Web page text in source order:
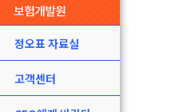
정오표 자료실
고객센터